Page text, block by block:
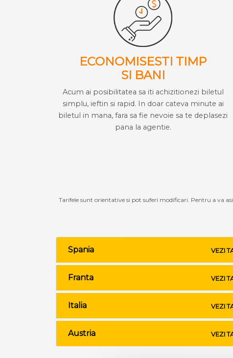
ECONOMISESTI TIMP
SI BANI
Acum ai posibilitatea sa iti achizitionezi biletul
simplu, ieftin si rapid. In doar cateva minute ai
biletul in mana, fara sa fie nevoie sa te deplasezi
pana la agentie.
Tarifele sunt orientative si pot suferi modificari. Pentru a va
Spania VEZI
Franta VEZI
Italia VEZI
Austria VEZI